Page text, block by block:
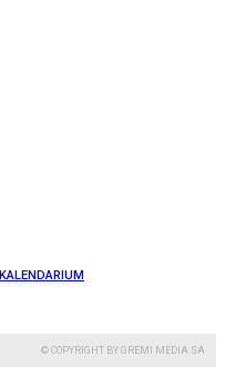
KALENDARIUM
© COPYRIGHT BY GREMI MEDIA SA